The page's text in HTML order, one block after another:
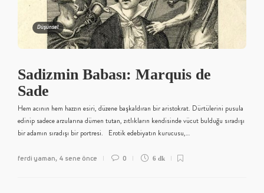
Düşünsel
Sadizmin Babası: Marquis de
Sade
Hem acının hem hazzın esiri, düzene başkaldıran bir aristokrat. Dürtülerini pusula
edinip sadece arzularına dümen tutan, zıtlıkların kendisinde vücut bulduğu sıradışı
bir adamın sıradışı bir portresi. Erotik edebiyatın kurucusu,…
ferdi yaman, 4 sene önce 0 6 dk